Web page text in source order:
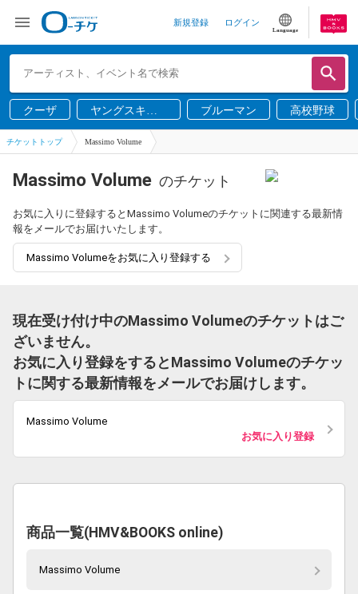
新規登録 ログイン
Language
クーザ
ヤングスキニ
ー
ブルーマン 高校野球
チケットトップ Massimo Volume
Massimo Volume のチケット
お気に入りに登録するとMassimo Volumeのチケットに関連する最新情
報をメールでお届けいたします。
Massimo Volumeをお気に入り登録する
現在受け付け中のMassimo Volumeのチケットはご
ざいません。
お気に入り登録をするとMassimo Volumeのチケッ
トに関する最新情報をメールでお届けします。
Massimo Volume
お気に入り登録
商品一覧(HMV&BOOKS online)
Massimo Volume